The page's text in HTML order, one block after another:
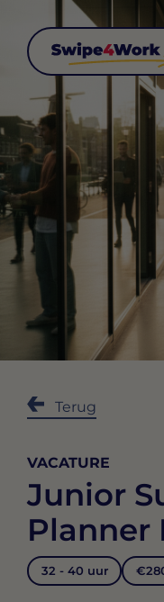
Terug
VACATURE
Junior
Planner
32 - 40 uur